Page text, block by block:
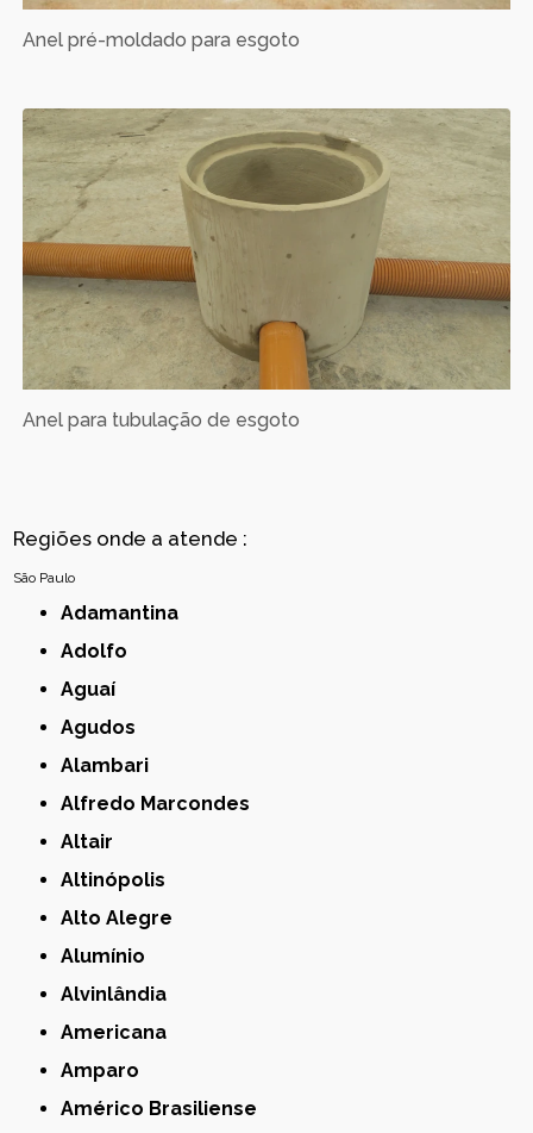
Anel pré-moldado para esgoto
Anel para tubulação de esgoto
Regiões onde a atende :
São Paulo
Adamantina
Adolfo
Aguaí
Agudos
Alambari
Alfredo Marcondes
Altair
Altinópolis
Alto Alegre
Alumínio
Alvinlândia
Americana
Amparo
Américo Brasiliense